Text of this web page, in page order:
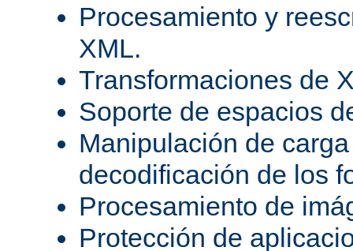
Procesamiento y
XML.
Transformaciones de
Soporte de espacios
Manipulación de
decodificación de los
Procesamiento de
Protección de